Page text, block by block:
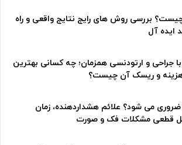
چیست؟ بررسی روش های رایج نتایج واقعی و راه
ایده آل
جراحی و ارتودنسی همزمان؛ چه کسانی بهترین
هزینه و ریسک آن چیست؟
می شود؟ علائم هشداردهنده، زمان
حل قطعی مشکلات فک و صورت